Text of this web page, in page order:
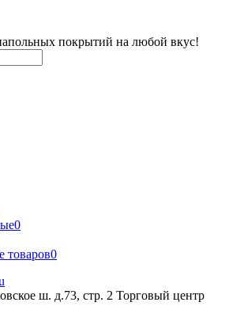
покрытий на любой вкус!
0
товаров0
ш. д.73, стр. 2 Торговый центр